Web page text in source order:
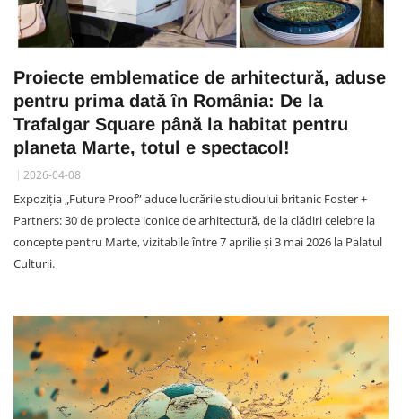
Proiecte emblematice de arhitectură, aduse
pentru prima dată în România: De la
Trafalgar Square până la habitat pentru
planeta Marte, totul e spectacol!
2026-04-08
Expoziția „Future Proof” aduce lucrările studioului britanic Foster +
Partners: 30 de proiecte iconice de arhitectură, de la clădiri celebre la
concepte pentru Marte, vizitabile între 7 aprilie și 3 mai 2026 la Palatul
Culturii.